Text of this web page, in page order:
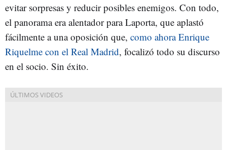
evitar sorpresas y reducir posibles enemigos. Con todo,
el panorama era alentador para Laporta, que aplastó
fácilmente a una oposición que, como ahora Enrique
Riquelme con el Real Madrid, focalizó todo su discurso
en el socio. Sin éxito.